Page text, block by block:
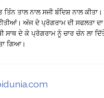
ਤਿੰਨ ਤਾਲ ਨਾਲ ਸਜੀ ਬੰਦਿਸ਼ ਨਾਲ
ਅੱਜ ਦੇ ਪ੍ਰੋਗਰਾਮ ਦੀ ਸਫਲਤਾ ਦਾ
ਸਾਥ ਦੇ ਕੇ ਪ੍ਰੋਗਰਾਮ ਨੂੰ ਚਾਰ ਚੰਨ ਲਾ
ਗਿਆ।